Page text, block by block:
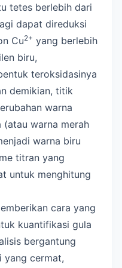
tetes berlebih dari
dapat direduksi
Cu2+ yang berlebih
biru,
teroksidasinya
demikian, titik
warna
warna merah
warna biru
titran yang
untuk menghitung
cara yang
kuantifikasi gula
bergantung
yang cermat,